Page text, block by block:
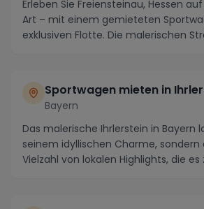
Erleben Sie Freiensteinau, Hessen
Art – mit einem gemieteten
exklusiven Flotte. Die malerischen
Sportwagen mieten in
Bayern
Das malerische Ihrlerstein in Bayern
seinem idyllischen Charme,
Vielzahl von lokalen Highlights, die es